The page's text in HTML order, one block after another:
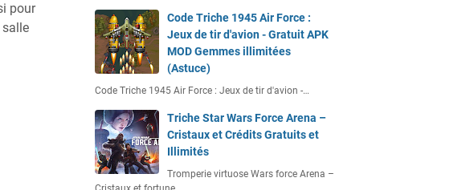
pour
Code Triche 1945 Air Force :
Jeux de tir d'avion - Gratuit APK
MOD Gemmes illimitées
(Astuce)
Code Triche 1945 Air Force : Jeux de tir d'avion -…
Triche Star Wars Force Arena –
Cristaux et Crédits Gratuits et
Illimités
Tromperie virtuose Wars force Arena –